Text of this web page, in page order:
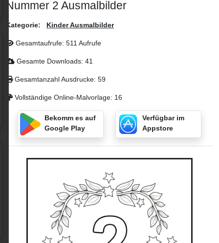
Nummer 2 Ausmalbilder
Kategorie: Kinder Ausmalbilder
Gesamtaufrufe: 511 Aufrufe
Gesamte Downloads: 41
Gesamtanzahl Ausdrucke: 59
Vollständige Online-Malvorlage: 16
Bekomm es auf
Google Play
Verfügbar im
Appstore